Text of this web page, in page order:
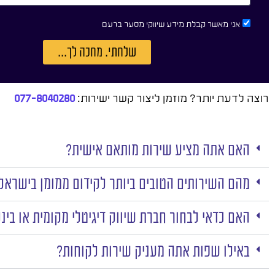
אני מאשר קבלת מידע שיווקי מסער ברעם
שלחתי. מחכה לך...
רוצה לדעת יותר? מוזמן ליצור קשר ישירות:077-8040280
האם אתה מציע שירות מותאם אישית?
מהם השירותים הטובים ביותר לקידום ממומן
האם כדאי לבחור חברת שיווק דיגיטלי מקומית או
באילו שפות אתה מעניק שירות לקוחות?